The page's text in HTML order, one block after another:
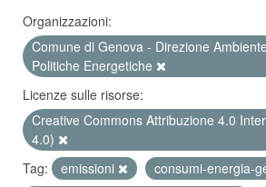
Organizzazioni:
Comune di Genova - Direzione
Politiche Energetiche
Licenze sulle risorse:
Creative Commons Attribuzione 4.0
4.0)
Tag:
emissioni
consumi-energia-